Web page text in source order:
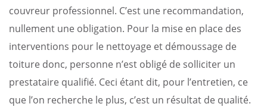
couvreur professionnel. C’est une recommandation,
nullement une obligation. Pour la mise en place des
interventions pour le nettoyage et démoussage de
toiture donc, personne n’est obligé de solliciter un
prestataire qualifié. Ceci étant dit, pour l’entretien, ce
que l’on recherche le plus, c’est un résultat de qualité.